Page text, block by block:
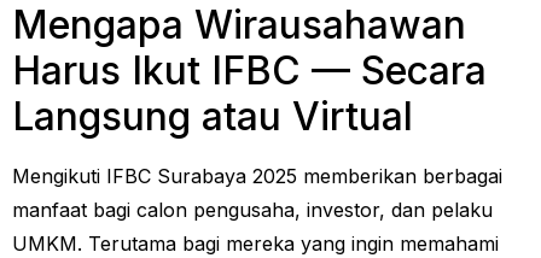
Mengapa Wirausahawan
Harus Ikut IFBC — Secara
Langsung atau Virtual
Mengikuti IFBC Surabaya 2025 memberikan berbagai
manfaat bagi calon pengusaha, investor, dan pelaku
UMKM. Terutama bagi mereka yang ingin memahami